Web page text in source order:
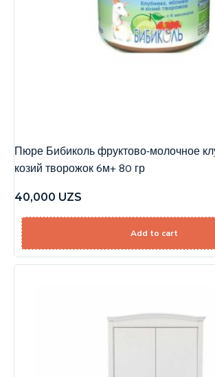
Пюре Бибиколь фруктово-молочное
козий творожок 6м+ 80 гр
40,000 UZS
Add to cart